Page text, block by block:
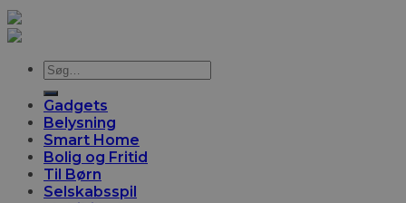
Søg
Gadgets
Belysning
Smart Home
Bolig og Fritid
Til Børn
Selskabsspil